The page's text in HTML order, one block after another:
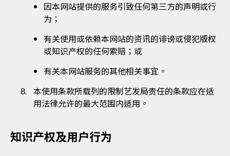
因本网站提供的服务引致任何第三方的声明或行
为；
有关使用或依赖本网站的资讯的诽谤或侵犯版权
或知识产权的任何索赔；或
有关本网站服务的其他相关事宜。
本使用条款所载列的限制艺发局责任的条款应在适
用法律允许的最大范围内适用。
知识产权及用户行为